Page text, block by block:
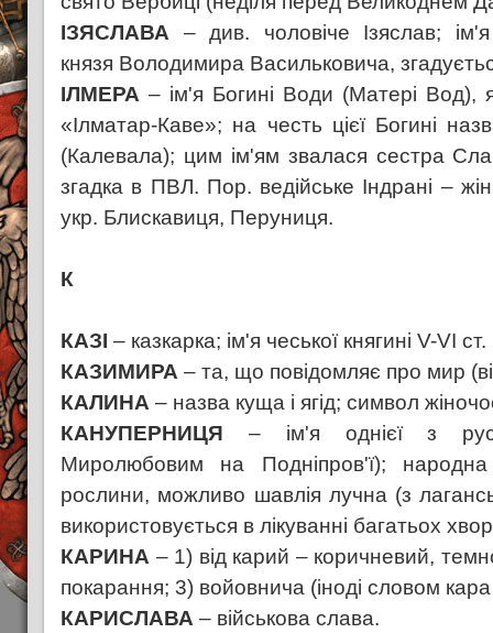
ІЗЯСЛАВА – див. чоловіче Ізяслав;
князя Володимира Васильковича,
ІЛМЕРА – ім'я Богині Води (Матері Вод),
«Ілматар-Каве»; на честь цієї Богині
(Калевала); цим ім'ям звалася сестра
згадка в ПВЛ. Пор. ведійське Індрані –
укр. Блискавиця, Перуниця.
К
КАЗІ – казкарка; ім'я чеської княгині V-VI ст.
КАЗИМИРА – та, що повідомляє про мир
КАЛИНА – назва куща і ягід; символ
КАНУПЕРНИЦЯ – ім'я однієї з
Миролюбовим на Подніпров'ї);
рослини, можливо шавлія лучна (з
використовується в лікуванні багатьох
КАРИНА – 1) від карий – коричневий,
покарання; 3) войовнича (іноді словом
КАРИСЛАВА – військова слава.